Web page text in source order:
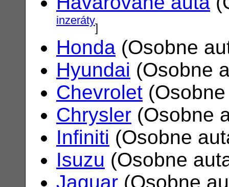
inzeráty]
Honda (Osobne
Hyundai (Osobne
Chevrolet
Chrysler (Osobne
Infiniti (Osobne
Isuzu (Osobne
Jaguar (Osobne